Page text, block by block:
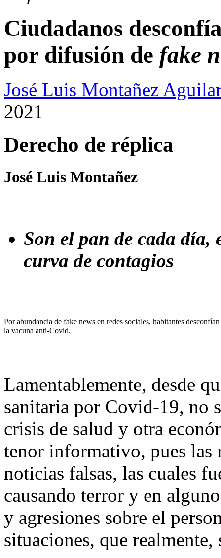
Ciudadanos
por difusión de fake
José Luis Montañez Aguilar
2021
Derecho de réplica
José Luis Montañez
Son el pan de cada
curva de contagios
Por abundancia de fake news en redes sociales, habitantes desconfían
la vacuna anti-Covid.
Lamentablemente, desde
sanitaria por Covid-19, no
crisis de salud y otra
tenor informativo, pues las
noticias falsas, las cuales
causando terror y en
y agresiones sobre el
situaciones, que